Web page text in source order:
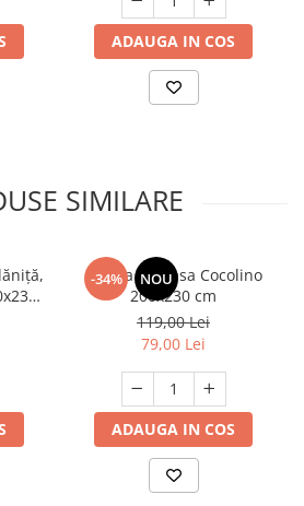
ADAUGA IN COS
SIMILARE
-34% NOU
Patura Pufoasa Cocolino
200x230 cm
119,00 Lei
79,00 Lei
ADAUGA IN COS